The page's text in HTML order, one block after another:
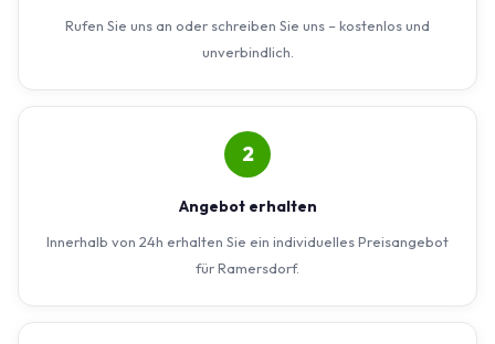
Rufen Sie uns an oder schreiben Sie uns – kostenlos und
unverbindlich.
2
Angebot erhalten
Innerhalb von 24h erhalten Sie ein individuelles Preisangebot
für Ramersdorf.